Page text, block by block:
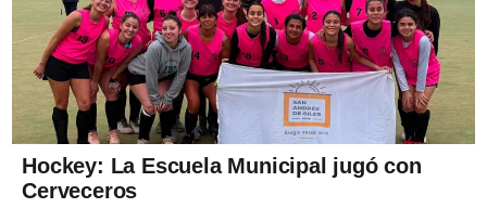
Hockey: La Escuela Municipal jugó con
Cerveceros